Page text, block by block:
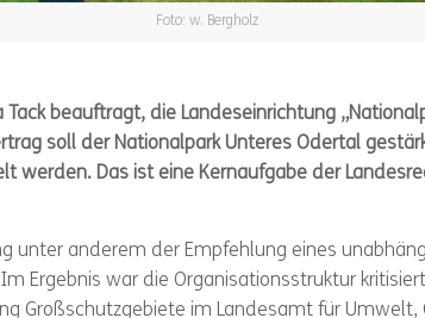
Foto: w. Bergholz
beauftragt, die Landeseinrichtung
soll der Nationalpark Unteres Odertal
werden. Das ist eine Kernaufgabe der
unter anderem der Empfehlung eines
Ergebnis war die Organisationsstruktur
Großschutzgebiete im Landesamt für Umwelt,